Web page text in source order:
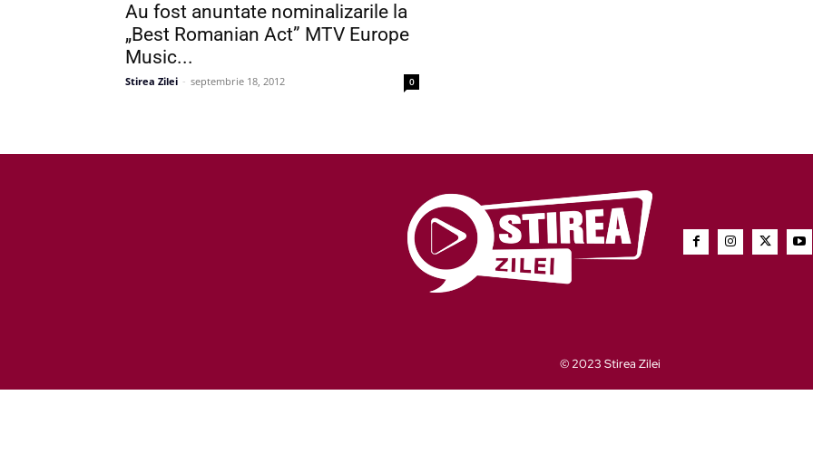
Au fost anuntate nominalizarile la
„Best Romanian Act” MTV Europe
Music...
Stirea Zilei - septembrie 18, 2012 0
© 2023 Stirea Zilei